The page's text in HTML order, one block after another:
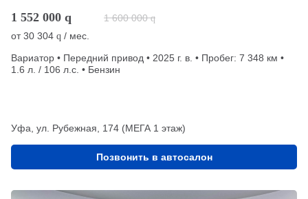
1 552 000 q 1 600 000 q
от30 304 q / мес.
Вариатор • Передний привод • 2025 г. в. • Пробег: 7 348 км •
1.6 л. / 106 л.с. • Бензин
Уфа, ул. Рубежная, 174 (МЕГА 1 этаж)
Позвонить в автосалон